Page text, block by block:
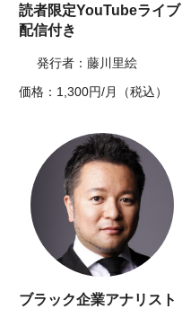
読者限定YouTubeライブ
配信付き
発行者：藤川里絵
価格：1,300円/月（税込）
ブラック企業アナリスト